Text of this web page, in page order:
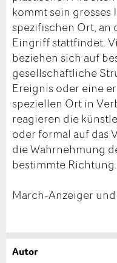
kommt sein grosses
spezifischen Ort, an
Eingriff stattfindet.
beziehen sich auf
gesellschaftliche
Ereignis oder eine
speziellen Ort in
reagieren die
oder formal auf das
die Wahrnehmung
bestimmte Richtung.
March-Anzeiger
Autor